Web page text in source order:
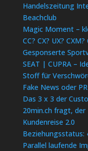
Handelszeitung
Beachclub
Magic Moment –
CC? CX? UX?
Gesponserte
SEAT | CUPRA –
Stoff für
Fake News oder
Das 3 x 3 der
20min.ch fragt,
Kundenreise 2.0
Beziehungsstatus:
Parallel laufende